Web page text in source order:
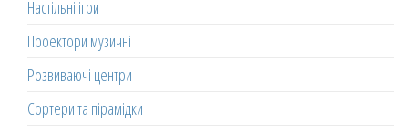
Настільні ігри
Проектори музичні
Розвиваючі центри
Сортери та пірамідки